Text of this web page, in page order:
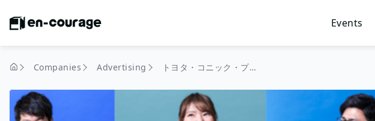
Events
home Companies Advertising トヨタ・コニック・プロ株式会社